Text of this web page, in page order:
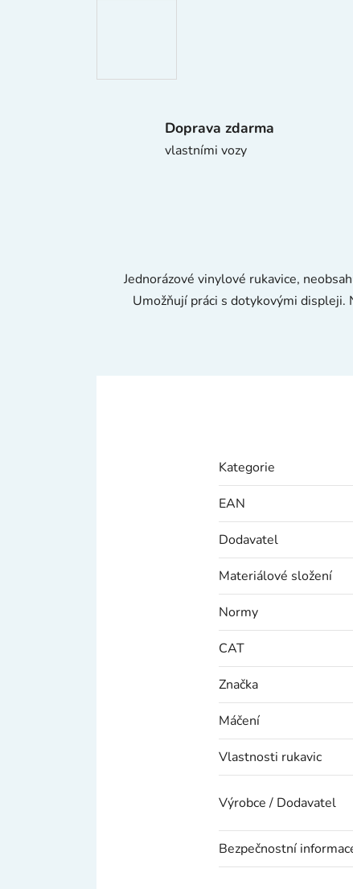
Doprava zdarma
vlastními vozy
Jednorázové vinylové rukavice,
Umožňují práci s dotykovými
Kategorie
EAN
Dodavatel
Materiálové složení
Normy
CAT
Značka
Máčení
Vlastnosti rukavic
Výrobce / Dodavatel
Bezpečnostní